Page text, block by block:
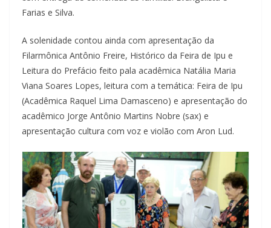
Farias e Silva.
A solenidade contou ainda com apresentação da
Filarmônica Antônio Freire, Histórico da Feira de Ipu e
Leitura do Prefácio feito pala acadêmica Natália Maria
Viana Soares Lopes, leitura com a temática: Feira de Ipu
(Acadêmica Raquel Lima Damasceno) e apresentação do
acadêmico Jorge Antônio Martins Nobre (sax) e
apresentação cultura com voz e violão com Aron Lud.